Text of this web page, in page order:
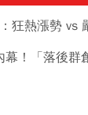
狂熱漲勢 vs
！「落後群